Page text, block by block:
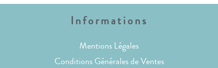
Informations
Mentions Légales
Conditions Générales de Ventes